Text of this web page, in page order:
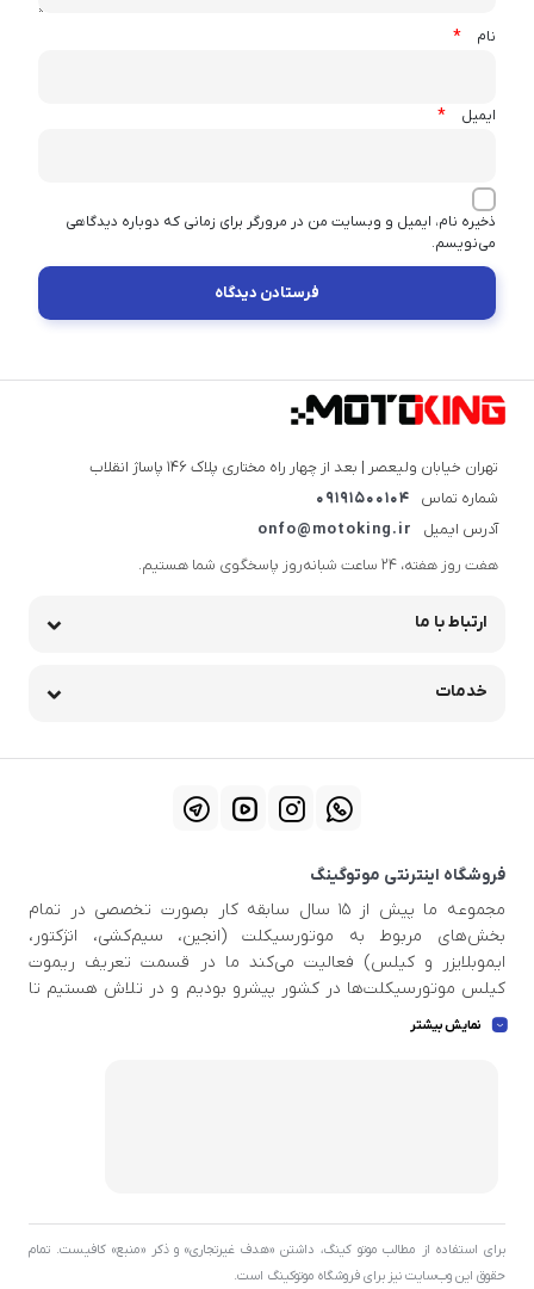
نام *
ایمیل *
ذخیره نام، ایمیل و وبسایت من در مرورگر برای زمانی که دوباره دیدگاهی
می‌نویسم.
تهران خیابان ولیعصر | بعد از چهار راه مختاری پلاک ۱۴۶ پاساژ انقلاب
شماره تماس
09191500104
آدرس ایمیل
onfo@motoking.ir
هفت روز هفته، ۲۴ ساعت شبانه‌روز پاسخگوی شما هستیم.
ارتباط با ما
خدمات
فروشگاه اینترنتی موتوگینگ
مجموعه ما پیش از ۱۵ سال سابقه کار بصورت تخصصی در تمام
بخش‌های مربوط به موتورسیکلت (انجین، سیم‌کشی، انژکتور،
ایموبلایزر و کیلس) فعالیت می‌کند ما در قسمت تعریف ریموت
کیلس موتورسیکلت‌ها در کشور پیشرو بودیم و در تلاش هستیم تا
اطلاعات بروزی در دست داشته باشید تا بتوانیم خدمات استاندار و
نمایش بیشتر
برای استفاده از مطالب موتو کینگ، داشتن «هدف غیرتجاری» و ذکر «منبع» کافیست. تمام
حقوق اين وب‌سايت نیز برای فروشگاه موتوکینگ است.